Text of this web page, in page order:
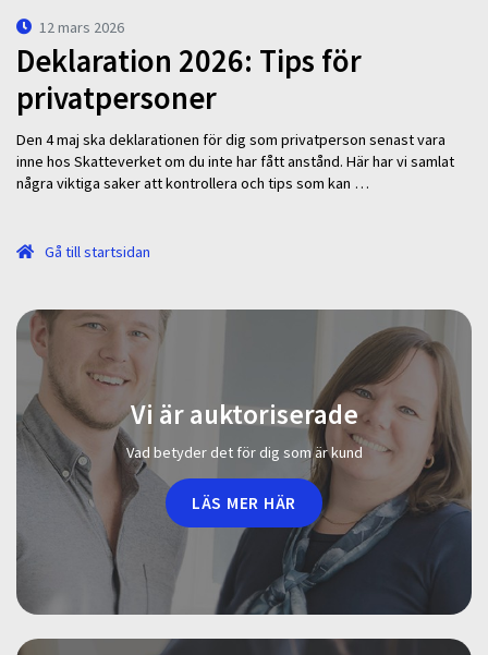
12 mars 2026
Deklaration 2026: Tips för
privatpersoner
Den 4 maj ska deklarationen för dig som privatperson senast vara
inne hos Skatteverket om du inte har fått anstånd. Här har vi samlat
några viktiga saker att kontrollera och tips som kan …
Gå till startsidan
Vi är auktoriserade
Vad betyder det för dig som är kund
LÄS MER HÄR